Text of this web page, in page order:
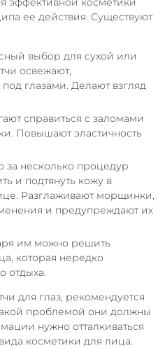
ее действия. Существуют
выбор для сухой или
освежают,
глазами. Делают взгляд
справиться с заломами
Повышают эластичность
за несколько процедур
и подтянуть кожу в
Разглаживают морщинки,
и предупреждают их
им можно решить
которая нередко
отдыха.
для глаз, рекомендуется
проблемой они должны
нужно отталкиваться
косметики для лица.